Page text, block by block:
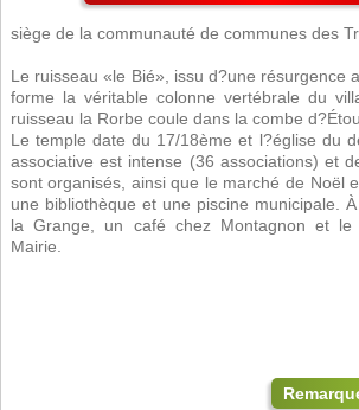
siège de la communauté de communes des
Le ruisseau «le Bié», issu d?une résurgence
forme la véritable colonne vertébrale du
ruisseau la Rorbe coule dans la combe
Le temple date du 17/18ème et l?église du
associative est intense (36 associations) et
sont organisés, ainsi que le marché de Noël
une bibliothèque et une piscine municipale.
la Grange, un café chez Montagnon et le
Mairie.